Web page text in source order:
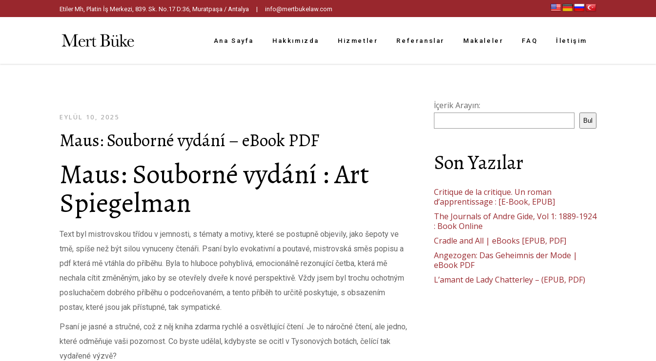
Etiler Mh, Platin İş Merkezi, 839. Sk. No.17 D:36, Muratpaşa / Antalya | info@mertbukelaw.com
Ana Sayfa Hakkımızda Hizmetler Referanslar Makaleler FAQ İletişim
EYLÜL 10, 2025
Maus: Souborné vydání – eBook PDF
Maus: Souborné vydání : Art
Spiegelman
Text byl mistrovskou třídou v jemnosti, s tématy a motivy, které se postupně objevily, jako šepoty ve
tmě, spíše než být silou vynuceny čtenáři. Psaní bylo evokativní a poutavé, mistrovská směs popisu a
pdf která mě vtáhla do příběhu. Byla to hluboce pohyblivá, emocionálně rezonující četba, která mě
nechala cítit změněným, jako by se otevřely dveře k nové perspektivě. Vždy jsem byl trochu ochotným
posluchačem dobrého příběhu o podceňovaném, a tento příběh to určitě poskytuje, s obsazením
postav, které jsou jak přístupné, tak sympatické.
Psaní je jasné a stručné, což z něj kniha zdarma rychlé a osvětlující čtení. Je to náročné čtení, ale jedno,
které odměňuje vaši pozornost. Co byste udělal, kdybyste se ocitl v Tysonových botách, čelící tak
vydařené výzvě?
İçerik Arayın:
Bul
Son Yazılar
Critique de la critique. Un roman
d’apprentissage : [E-Book, EPUB]
The Journals of Andre Gide, Vol 1: 1889-1924
: Book Online
Cradle and All | eBooks [EPUB, PDF]
Angezogen: Das Geheimnis der Mode |
eBook PDF
L’amant de Lady Chatterley – (EPUB, PDF)